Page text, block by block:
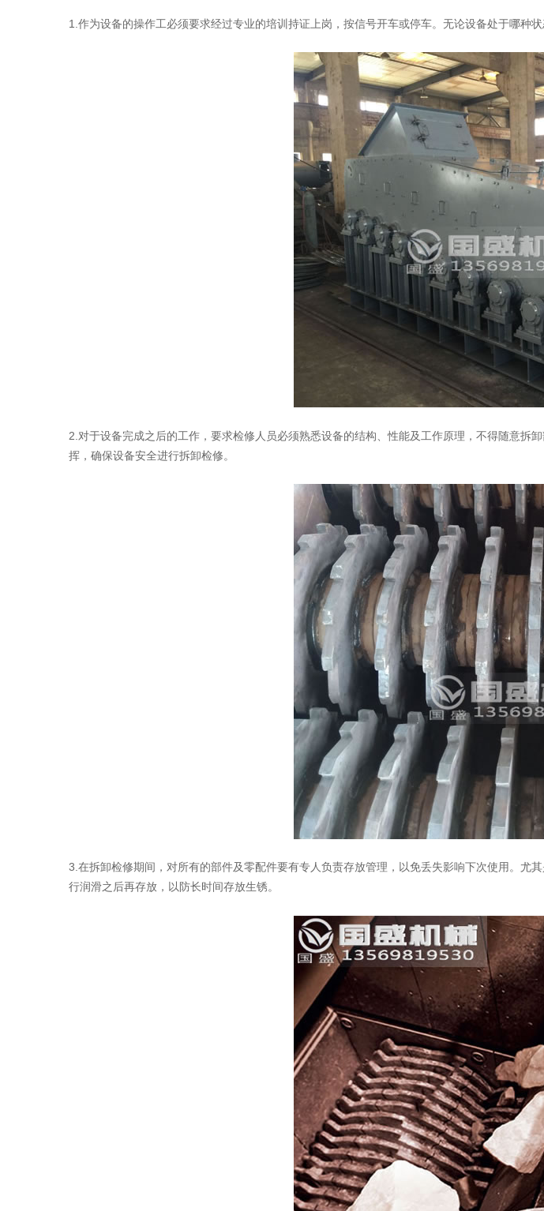
1.作为设备的操作工必须要求经过专业的培训持证上岗，按信号开车或停车。无论设备处于哪种
2.对于设备完成之后的工作，要求检修人员必须熟悉设备的结构、性能及工作原理，不得随意
挥，确保设备安全进行拆卸检修。
3.在拆卸检修期间，对所有的部件及零配件要有专人负责存放管理，以免丢失影响下次使用。
行润滑之后再存放，以防长时间存放生锈。